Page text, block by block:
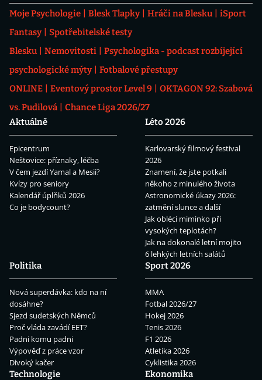
Moje Psychologie Blesk Tlapky Hráči na Blesku
iSport
Fantasy
Spotřebitelské testy
Blesku
Nemovitosti
Psychologika - podcast rozbíjející
psychologické mýty
Fotbalové přestupy
ONLINE
Eventový prostor Level 9
OKTAGON 92: Szabová
vs. Pudilová
Chance Liga 2026/27
Aktuálně
Epicentrum
Neštovice: příznaky, léčba
V čem jezdí Yamal a Mesii?
Kvízy pro seniory
Kalendář úplňků 2026
Co je bodycount?
Léto 2026
Karlovarský filmový festival
2026
Znamení, že jste potkali
někoho z minulého života
Astronomické úkazy 2026:
zatmění slunce a další
Jak obléci miminko při
vysokých teplotách?
Jak na dokonalé letní mojito
6 lehkých letních salátů
Politika
Nová superdávka: kdo na ní
dosáhne?
Sjezd sudetských Němců
Proč vláda zavádí EET?
Padni komu padni
Výpověď z práce vzor
Divoký kačer
Sport 2026
MMA
Fotbal 2026/27
Hokej 2026
Tenis 2026
F1 2026
Atletika 2026
Cyklistika 2026
Technologie
Ekonomika